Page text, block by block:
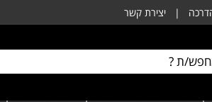
| יצירת קשר